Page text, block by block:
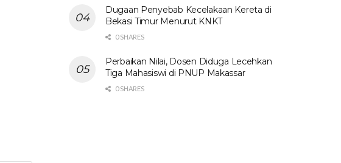
Dugaan Penyebab Kecelakaan Kereta di
Bekasi Timur Menurut KNKT
0 SHARES
Perbaikan Nilai, Dosen Diduga Lecehkan
Tiga Mahasiswi di PNUP Makassar
0 SHARES